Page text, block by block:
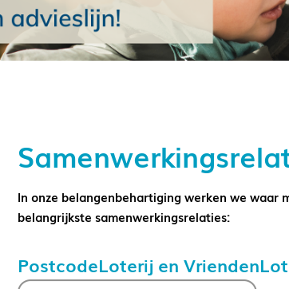
In onze belangenbehartiging werken we waar
belangrijkste samenwerkingsrelaties:
PostcodeLoterij en